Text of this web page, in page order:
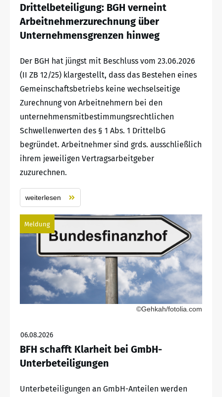
Drittelbeteiligung: BGH verneint
Arbeitnehmerzurechnung über
Unternehmensgrenzen hinweg
Der BGH hat jüngst mit Beschluss vom 23.06.2026
(II ZB 12/25) klargestellt, dass das Bestehen eines
Gemeinschaftsbetriebs keine wechselseitige
Zurechnung von Arbeitnehmern bei den
unternehmensmitbestimmungsrechtlichen
Schwellenwerten des § 1 Abs. 1 DrittelbG
begründet. Arbeitnehmer sind grds. ausschließlich
ihrem jeweiligen Vertragsarbeitgeber
zuzurechnen.
weiterlesen
Meldung
©Gehkah/fotolia.com
06.08.2026
BFH schafft Klarheit bei GmbH-
Unterbeteiligungen
Unterbeteiligungen an GmbH-Anteilen werden